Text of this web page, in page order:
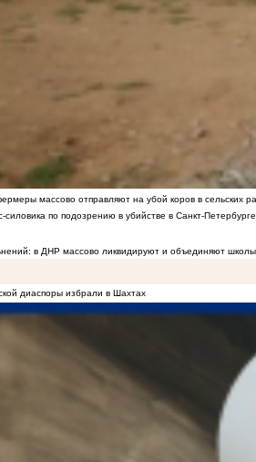
массово отправляют на убой коров в сельских
по подозрению в убийстве в Санкт-Петербурге
в ДНР массово ликвидируют и объединяют
диаспоры избрали в Шахтах